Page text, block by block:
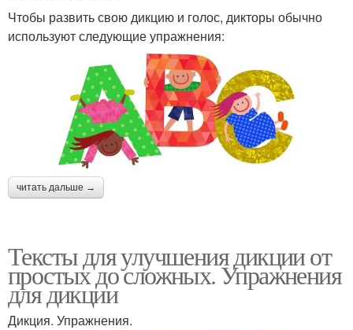
Чтобы развить свою дикцию и голос, дикторы обычно
используют следующие упражнения:
читать дальше →
Тексты для улучшения дикции от
простых до сложных. Упражнения
для дикции
Дикция. Упражнения.